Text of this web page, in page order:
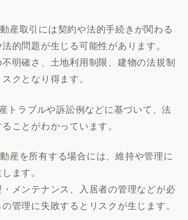
産取引には契約や法的手続きが関わる
的問題が生じる可能性があります。
明確さ、土地利用制限、建物の法規制
クとなり得ます。
トラブルや訴訟例などに基づいて、法
ことがわかっています。
産を所有する場合には、維持や管理に
ます。
メンテナンス、入居者の管理などが必
管理に失敗するとリスクが生じます。